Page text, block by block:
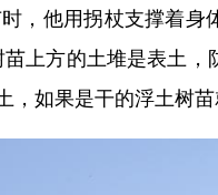
他用拐杖支撑着身
上方的土堆是表土
如果是干的浮土树苗